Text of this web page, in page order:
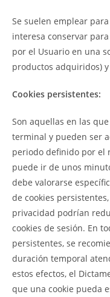
Se suelen emplear
interesa conservar
por el Usuario en una
productos adquiridos)
Cookies persistentes:
Son aquellas en las
terminal y pueden ser
periodo definido por el
puede ir de unos
debe valorarse
de cookies
privacidad podrían
cookies de sesión. En
persistentes, se
duración temporal
estos efectos, el
que una cookie pueda